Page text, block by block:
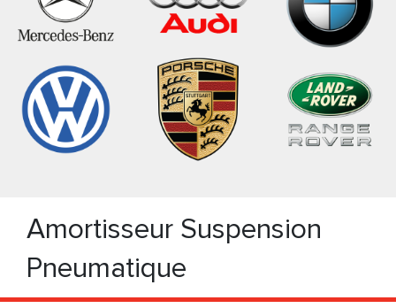
Amortisseur Suspension
Pneumatique